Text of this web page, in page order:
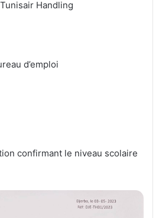
Handling
d’emploi
confirmant le niveau scolaire